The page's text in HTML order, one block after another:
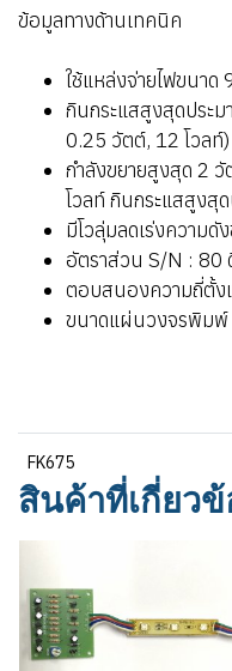
ข้อมูลทางด้านเทคนิค
ใช้แหล่งจ่ายไฟขนาด
กินกระแสสูงสุดประ
0.25 วัตต์, 12 โวลท์)
กำลังขยายสูงสุด 2
โวลท์ กินกระแสสูงสุ
มีโวลุ่มลดเร่งความดั
อัตราส่วน S/N : 80
ตอบสนองความถี่ตั้
ขนาดแผ่นวงจรพิม
FK675
สินค้าที่เกี่ยวข้